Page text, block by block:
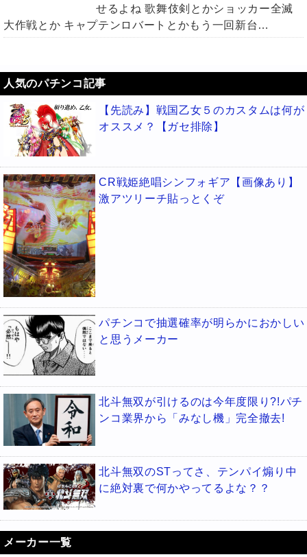
せるよね 歌舞伎剣とかショッカー全滅
大作戦とか キャプテンロバートとかもう一回新台…
人気のパチンコ記事
【先読み】戦国乙女５のカスタムは何が
オススメ？【ガセ排除】
CR戦姫絶唱シンフォギア【画像あり】
激アツリーチ貼っとくぞ
パチンコで抽選確率が明らかにおかしい
と思うメーカー
北斗無双が引けるのは今年度限り?!パチ
ンコ業界から「みなし機」完全撤去!
北斗無双のSTってさ、テンパイ煽り中
に絶対裏で何かやってるよな？？
メーカー一覧